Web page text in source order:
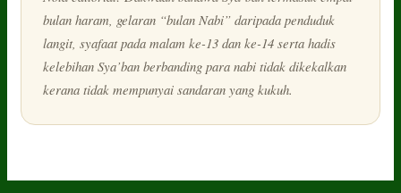
bulan haram, gelaran “bulan Nabi” daripada penduduk
langit, syafaat pada malam ke-13 dan ke-14 serta hadis
kelebihan Sya’ban berbanding para nabi tidak dikekalkan
kerana tidak mempunyai sandaran yang kukuh.